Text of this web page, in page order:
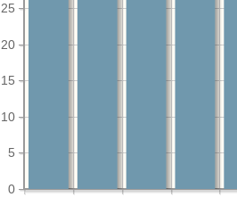
0
5
10
15
20
25